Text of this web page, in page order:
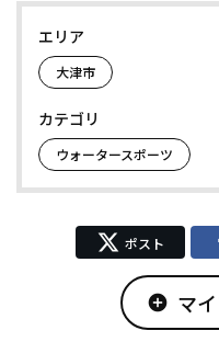
エリア
大津市
カテゴリ
ウォータースポーツ
ポスト
add_circle マ